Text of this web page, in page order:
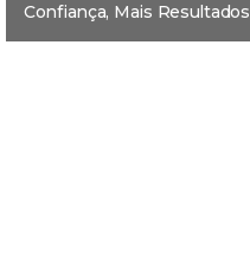
Confiança, Mais Resultados